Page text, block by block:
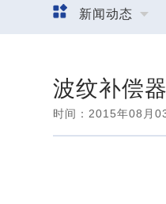
新闻动态
波纹补偿
时间：2015年08月